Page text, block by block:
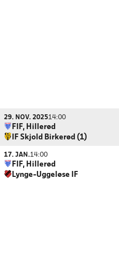
29. NOV. 202514:00
FIF, Hillerød
IF Skjold Birkerød (1)
17. JAN.14:00
FIF, Hillerød
Lynge-Uggeløse IF